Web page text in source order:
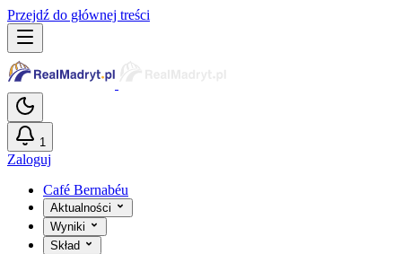
Przejdź do głównej treści
1
Zaloguj
Café Bernabéu
Aktualności
Wyniki
Skład